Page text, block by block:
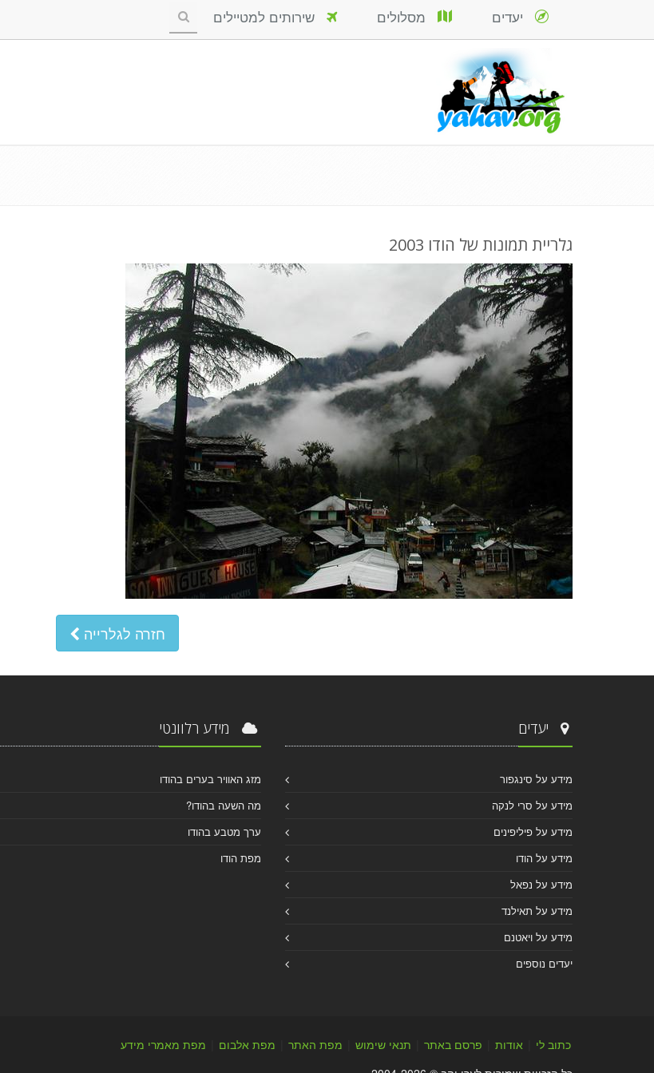
יעדים מסלולים שירותים למטיילים
גלריית תמונות של הודו 2003
חזרה לגלרייה
יעדים
מידע על סינגפור
מידע על סרי לנקה
מידע על פיליפינים
מידע על הודו
מידע על נפאל
מידע על תאילנד
מידע על ויאטנם
יעדים נוספים
מידע רלוונטי
מזג האוויר בערים בהודו
מה השעה בהודו?
ערך מטבע בהודו
מפת הודו
כתוב לי אודות פרסם באתר תנאי שימוש מפת האתר מפת אלבום
מפת מאמרי מידע